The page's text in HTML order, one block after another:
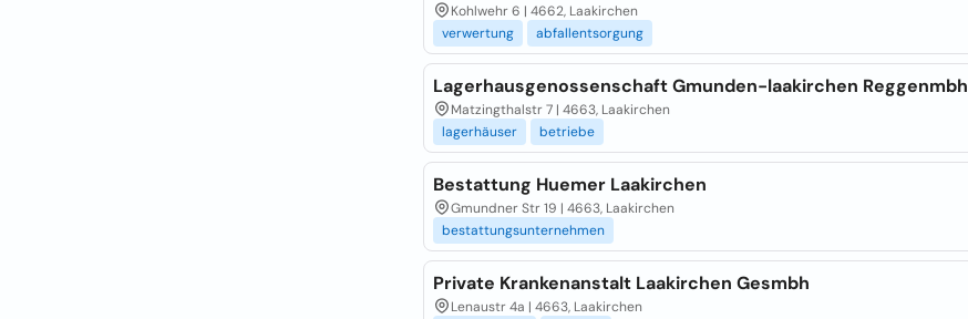
Kohlwehr 6 | 4662, Laakirchen
verwertung
abfallentsorgung
Lagerhausgenossenschaft Gmunden-laakirchen Reggenmbh
Matzingthalstr 7 | 4663, Laakirchen
lagerhäuser
betriebe
Bestattung Huemer Laakirchen
Gmundner Str 19 | 4663, Laakirchen
bestattungsunternehmen
Private Krankenanstalt Laakirchen Gesmbh
Lenaustr 4a | 4663, Laakirchen